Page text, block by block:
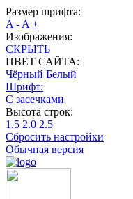
Размер шрифта:
A - A +
Изображения:
СКРЫТЬ
ЦВЕТ САЙТА:
Чёрный Белый
Шрифт:
С засечками
Высота строк:
1.5 2.0 2.5
Сбросить настройки
Обычная версия